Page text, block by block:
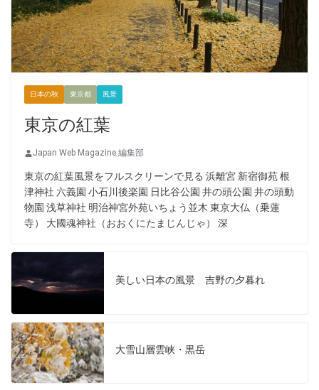
日本の秋 東京都 風景
東京の紅葉
Japan Web Magazine 編集部
東京の紅葉風景をフルスクリーンで見る 浜離宮 新宿御苑 根
津神社 六義園 小石川後楽園 日比谷公園 井の頭公園 井の頭動
物園 浅草神社 明治神宮外苑いちょう並木 東京大仏（乗蓮
寺） 大國魂神社（おおくにたまじんじゃ） 深
美しい日本の風景 吉野の夕暮れ
大雪山層雲峡・黒岳